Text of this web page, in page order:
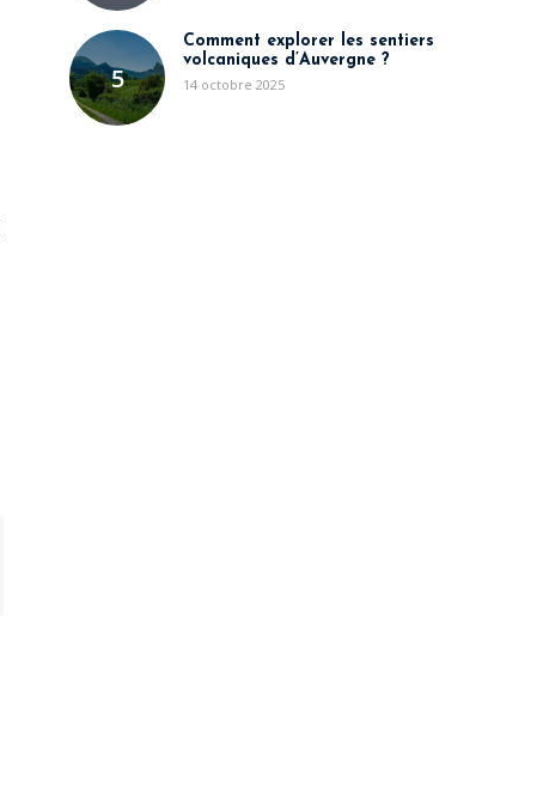
5
Comment explorer les sentiers
volcaniques d’Auvergne ?
14 octobre 2025